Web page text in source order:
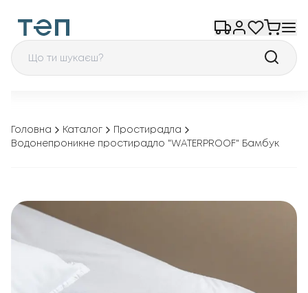
Головна Каталог
Простирадла
Водонепроникне простирадло "WATERPROOF" Бамбук